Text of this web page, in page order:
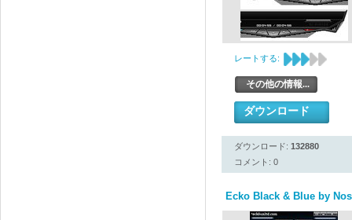
レートする:
その他の情報...
ダウンロード
ダウンロード: 132880
コメント: 0
Ecko Black & Blue by